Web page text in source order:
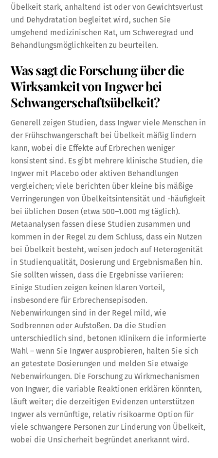
Übelkeit stark, anhaltend ist oder von Gewichtsverlust
und Dehydratation begleitet wird, suchen Sie
umgehend medizinischen Rat, um Schweregrad und
Behandlungsmöglichkeiten zu beurteilen.
Was sagt die Forschung über die
Wirksamkeit von Ingwer bei
Schwangerschaftsübelkeit?
Generell zeigen Studien, dass Ingwer viele Menschen in
der Frühschwangerschaft bei Übelkeit mäßig lindern
kann, wobei die Effekte auf Erbrechen weniger
konsistent sind. Es gibt mehrere klinische Studien, die
Ingwer mit Placebo oder aktiven Behandlungen
vergleichen; viele berichten über kleine bis mäßige
Verringerungen von Übelkeitsintensität und -häufigkeit
bei üblichen Dosen (etwa 500–1.000 mg täglich).
Metaanalysen fassen diese Studien zusammen und
kommen in der Regel zu dem Schluss, dass ein Nutzen
bei Übelkeit besteht, weisen jedoch auf Heterogenität
in Studienqualität, Dosierung und Ergebnismaßen hin.
Sie sollten wissen, dass die Ergebnisse variieren:
Einige Studien zeigen keinen klaren Vorteil,
insbesondere für Erbrechensepisoden.
Nebenwirkungen sind in der Regel mild, wie
Sodbrennen oder Aufstoßen. Da die Studien
unterschiedlich sind, betonen Klinikern die informierte
Wahl – wenn Sie Ingwer ausprobieren, halten Sie sich
an getestete Dosierungen und melden Sie etwaige
Nebenwirkungen. Die Forschung zu Wirkmechanismen
von Ingwer, die variable Reaktionen erklären könnten,
läuft weiter; die derzeitigen Evidenzen unterstützen
Ingwer als vernünftige, relativ risikoarme Option für
viele schwangere Personen zur Linderung von Übelkeit,
wobei die Unsicherheit begründet anerkannt wird.